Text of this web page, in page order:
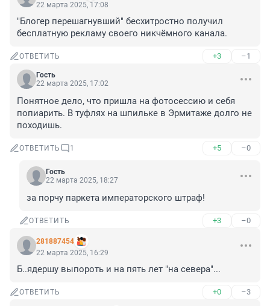
22 марта 2025, 17:08
"Блогер перешагнувший" бесхитростно получил
бесплатную рекламу своего никчёмного канала.
ОТВЕТИТЬ +3 –1
Гость
22 марта 2025, 17:02
Понятное дело, что пришла на фотосессию и себя
попиарить. В туфлях на шпильке в Эрмитаже долго не
походишь.
ОТВЕТИТЬ 1 +5 –0
Гость
22 марта 2025, 18:27
за порчу паркета императорского штраф!
ОТВЕТИТЬ +3 –0
281887454
22 марта 2025, 16:29
Б..ядершу выпороть и на пять лет "на севера"...
ОТВЕТИТЬ +0 –3